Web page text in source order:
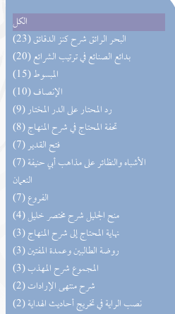
الكل
(23) البحر الرائق شرح كنز الدقائق
(20) بدائع الصنائع في ترتيب الشرائع
(15) المبسوط
(10) الإنصاف
(9) رد المحتار على الدر المختار
(8) تحفة المحتاج في شرح المنهاج
(7) فتح القدير
(7) الأشباه والنظائر على مذاهب أبي حنيفة
النعمان
(7) الفروع
(4) منح الجليل شرح مختصر خليل
(3) نهاية المحتاج إلى شرح المنهاج
(3) روضة الطالبين وعمدة المفتين
(3) المجموع شرح المهذب
(2) شرح منتهى الإرادات
(2) نصب الراية في تخريج أحاديث الهداية